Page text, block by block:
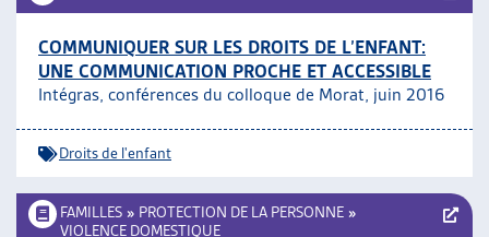
COMMUNIQUER SUR LES DROITS DE L’ENFANT:
UNE COMMUNICATION PROCHE ET ACCESSIBLE
Intégras, conférences du colloque de Morat, juin 2016
Droits de l'enfant
FAMILLES » PROTECTION DE LA PERSONNE »
VIOLENCE DOMESTIQUE